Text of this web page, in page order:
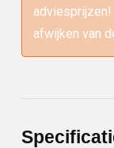
adviesprijzen!
afwijken van